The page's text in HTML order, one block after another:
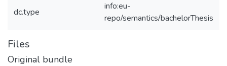
dc.type
info:eu-
repo/semantics/bachelorThesis
Files
Original bundle